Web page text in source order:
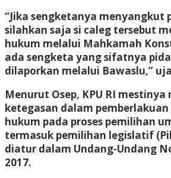
“Jika sengketanya menyangkut
silahkan saja si caleg tersebut
hukum melalui Mahkamah
ada sengketa yang sifatnya
dilaporkan melalui Bawaslu,”
Menurut Osep, KPU RI
ketegasan dalam
hukum pada proses pemilihan
termasuk pemilihan legislatif
diatur dalam Undang-Undang
2017.